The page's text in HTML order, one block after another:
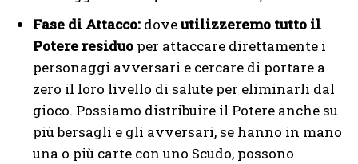
Fase di Attacco: doveutilizzeremo tutto il
Potere residuo per attaccare direttamente i
personaggi avversari e cercare di portare a
zero il loro livello di salute per eliminarli dal
gioco. Possiamo distribuire il Potere anche su
più bersagli e gli avversari, se hanno in mano
una o più carte con uno Scudo, possono